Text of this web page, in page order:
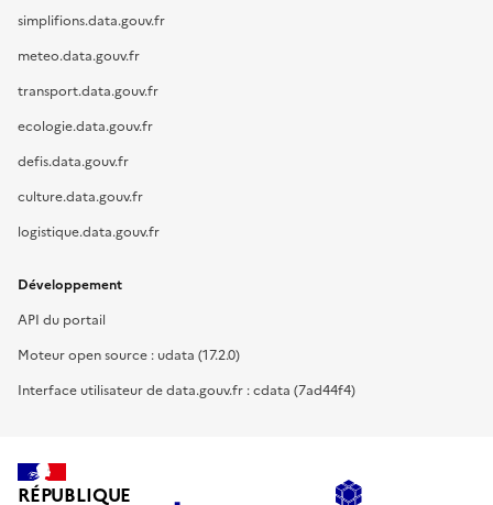
simplifions.data.gouv.fr
meteo.data.gouv.fr
transport.data.gouv.fr
ecologie.data.gouv.fr
defis.data.gouv.fr
culture.data.gouv.fr
logistique.data.gouv.fr
Développement
API du portail
Moteur open source : udata (17.2.0)
Interface utilisateur de data.gouv.fr : cdata (7ad44f4)
RÉPUBLIQUE